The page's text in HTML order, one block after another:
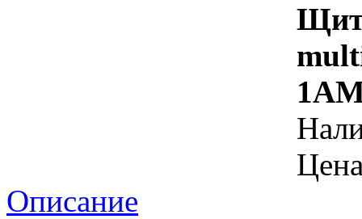
Щит
Описание